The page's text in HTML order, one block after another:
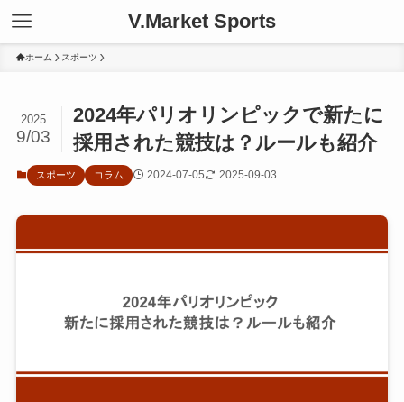
V.Market Sports
ホーム スポーツ
2024年パリオリンピックで新たに
採用された競技は？ルールも紹介
2025
9/03
スポーツ コラム 2024-07-05 2025-09-03